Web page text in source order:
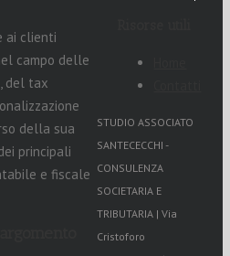
ai clienti
campo delle
del tax
della sua
principali
e fiscale
STUDIO ASSOCIATO
SANTECECCHI -
CONSULENZA
SOCIETARIA E
TRIBUTARIA | Via
Cristoforo